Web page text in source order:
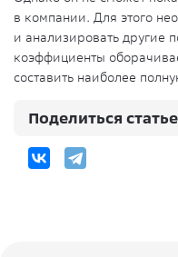
в компании. Для этого
и анализировать другие
коэффициенты
составить наиболее
Поделиться